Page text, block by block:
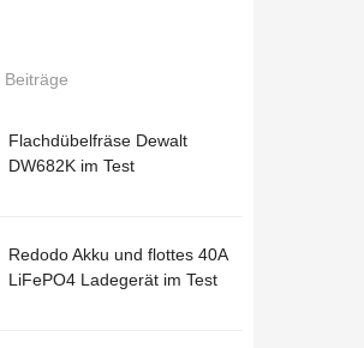
Flachdübelfräse Dewalt
DW682K im Test
Redodo Akku und flottes 40A
LiFePO4 Ladegerät im Test